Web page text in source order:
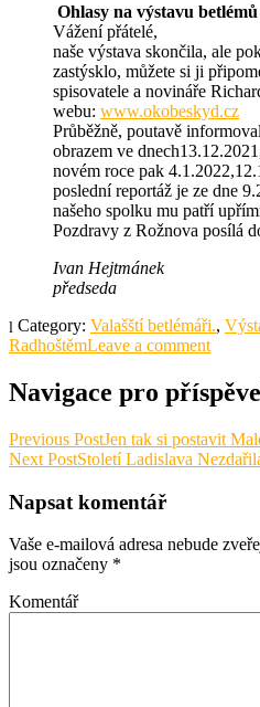
Ohlasy na výstavu
Vážení přátelé,
naše výstava skončila, ale
zastýsklo, můžete si ji
spisovatele a novináře
webu: www.okobeskyd.cz
Průběžně, poutavě
obrazem ve
novém roce pak
poslední reportáž je ze dne
našeho spolku mu patří
Pozdravy z Rožnova posílá
Ivan Hejtmánek
předseda
Category: Valašští betlémáři.,
RadhoštěmLeave a comment
Navigace pro
Previous PostJen tak si postavit
Next PostStoletí Ladislava
Napsat komentář
Vaše e-mailová adresa nebude
jsou označeny *
Komentář